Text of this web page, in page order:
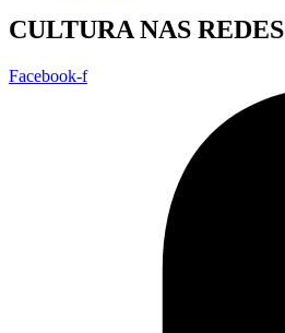
CULTURA NAS REDES
Facebook-f